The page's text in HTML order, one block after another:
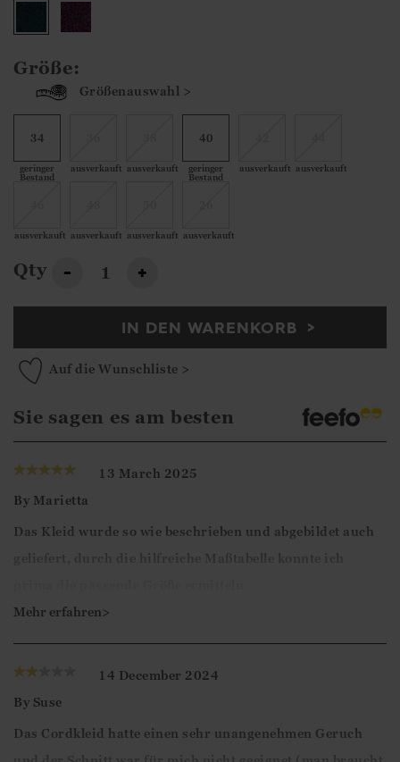
Größe:
Größenauswahl >
34
geringer
Bestand
ausverkauft ausverkauft
40
geringer
Bestand
ausverkauft ausverkauft
ausverkauft ausverkauft ausverkauft ausverkauft
Qty - +
IN DEN WARENKORB
Auf die Wunschliste >
Sie sagen es am besten
13 March 2025
By Marietta
Das Kleid wurde so wie beschrieben und abgebildet auch
Vielen Dank!
herzlichen Dank für die 5-Sterne Bewertung. Es freut
uns zu sehen, dass Sie mit dem Kleid zufrieden sind!
Mehr erfahren>
14 December 2024
By Suse
Das Cordkleid hatte einen sehr unangenehmen Geruch